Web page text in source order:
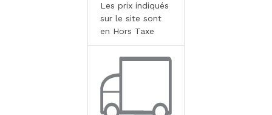
Les prix indiqués
sur le site sont
en Hors Taxe